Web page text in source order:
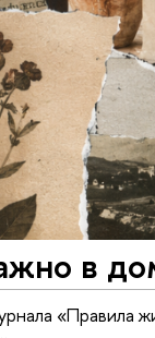
в
«Правила